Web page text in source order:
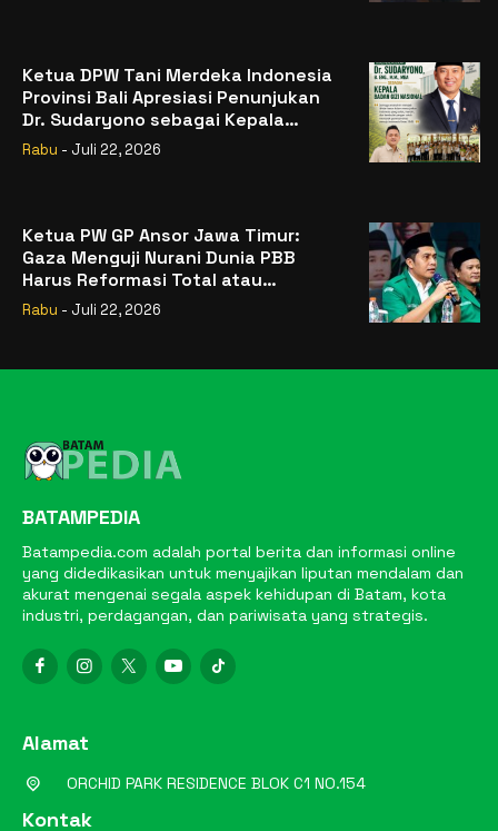
Ketua DPW Tani Merdeka Indonesia
Provinsi Bali Apresiasi Penunjukan
Dr. Sudaryono sebagai Kepala
Badan Gizi Nasional
Rabu - Juli 22, 2026
Ketua PW GP Ansor Jawa Timur:
Gaza Menguji Nurani Dunia PBB
Harus Reformasi Total atau
Kehilangan Legitimasi
Rabu - Juli 22, 2026
BATAMPEDIA
Batampedia.com adalah portal berita dan informasi online
yang didedikasikan untuk menyajikan liputan mendalam dan
akurat mengenai segala aspek kehidupan di Batam, kota
industri, perdagangan, dan pariwisata yang strategis.
Alamat
ORCHID PARK RESIDENCE BLOK C1 NO.154
Kontak